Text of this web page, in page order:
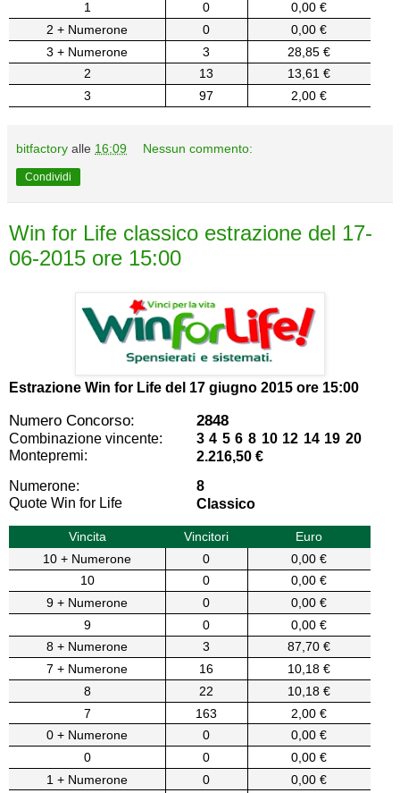
1
0
0,00 €
2 + Numerone
0
0,00 €
3 + Numerone
3
28,85 €
2
13
13,61 €
3
97 2,00 €
bitfactory alle 16:09 Nessun commento:
Condividi
Win for Life classico estrazione del 17-
06-2015 ore 15:00
Estrazione Win for Life del 17 giugno 2015 ore 15:00
Numero Concorso: 2848
Combinazione vincente:
3 4 5 6 8 10 12 14 19 20
Montepremi:
2.216,50 €
Numerone:
8
Quote Win for Life
Classico
Vincita Vincitori
Euro
10 + Numerone
0
0,00 €
10
0
0,00 €
9 + Numerone
0
0,00 €
9
0
0,00 €
8 + Numerone
3
87,70 €
7 + Numerone
16
10,18 €
8
22
10,18 €
7
163
2,00 €
0 + Numerone
0
0,00 €
0
0
0,00 €
1 + Numerone
0
0,00 €